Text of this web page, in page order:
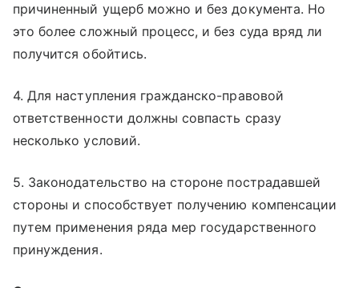
причиненный ущерб можно и без документа. Но
это более сложный процесс, и без суда вряд ли
получится обойтись.
4. Для наступления гражданско-правовой
ответственности должны совпасть сразу
несколько условий.
5. Законодательство на стороне пострадавшей
стороны и способствует получению компенсации
путем применения ряда мер государственного
принуждения.